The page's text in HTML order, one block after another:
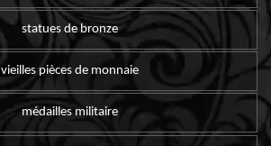
statues de bronze
vieilles pièces de monnaie
médailles militaire